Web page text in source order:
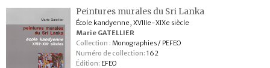
Peintures murales du Sri Lanka
École kandyenne, XVIIIe-XIXe siècle
Marie GATELLIER
Collection : Monographies / PEFEO
Numéro de collection: 162
Édition: EFEO